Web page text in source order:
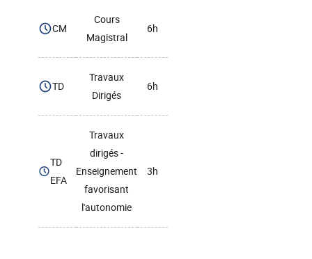
CM
Cours
Magistral
6h
TD
Travaux
Dirigés
6h
TD
EFA
Travaux
dirigés -
Enseignement
favorisant
l'autonomie
3h